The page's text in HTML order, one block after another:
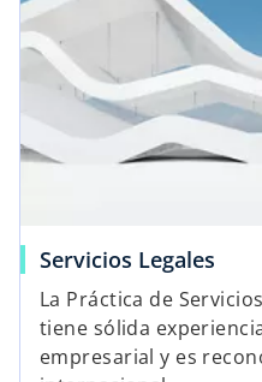
Servicios Legales
La Práctica de
tiene sólida
empresarial y es